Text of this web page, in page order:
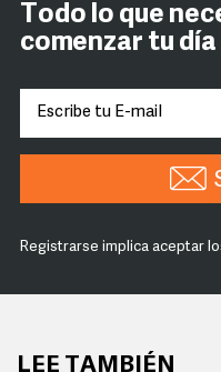
Todo lo que
comenzar tu día
Registrarse implica aceptar
LEE TAMBIÉN